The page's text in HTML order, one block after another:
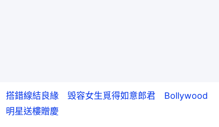
搭錯線結良緣 毁容女生覓得如意郎君 Bollywood
明星送樓贈慶